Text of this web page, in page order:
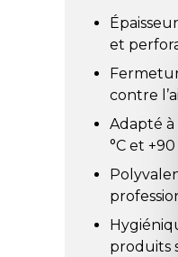
et
contre
Adapté
°C et +90
produits